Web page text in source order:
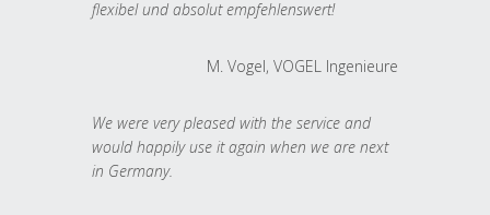
flexibel und absolut empfehlenswert!
M. Vogel, VOGEL Ingenieure
We were very pleased with the service and
would happily use it again when we are next
in Germany.